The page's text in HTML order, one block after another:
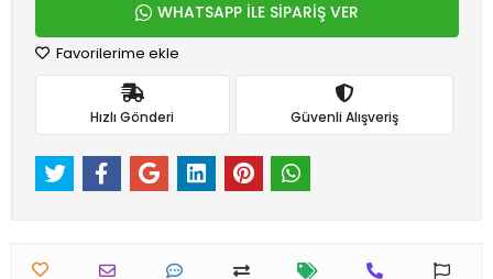
WHATSAPP İLE SİPARİŞ VER
Favorilerime ekle
Hızlı Gönderi Güvenli Alışveriş